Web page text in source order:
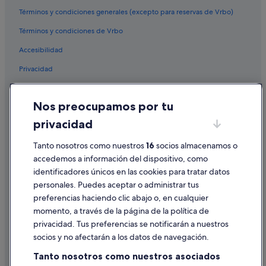
Términos y condiciones generales (excepto para reservas de Vrbo)
Términos y condiciones de Vrbo
Accesibilidad
Privacidad
Condiciones de uso
Información legal/contacto
Pautas sobre el contenido y cómo denunciar contenido
Ayuda
Cancelar un vuelo
Cancelar una reserva de hotel o de un alquiler vacacional
Nos preocupamos por tu
privacidad
Tanto nosotros como nuestros16 socios almacenamos o
accedemos a información del dispositivo, como
identificadores únicos en las cookies para tratar datos
personales. Puedes aceptar o administrar tus
preferencias haciendo clic abajo o, en cualquier
momento, a través de la página de la política de
privacidad. Tus preferencias se notificarán a nuestros
socios y no afectarán a los datos de navegación.
Tanto nosotros como nuestros asociados